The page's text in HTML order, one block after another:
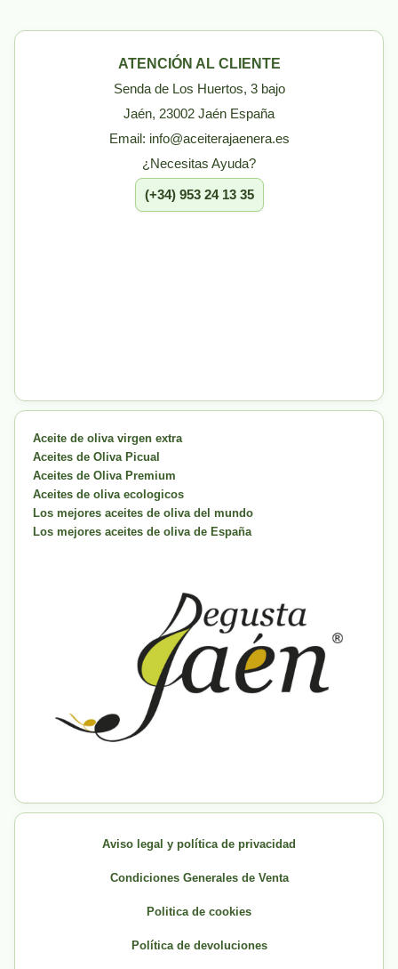
ATENCIÓN AL CLIENTE
Senda de Los Huertos, 3 bajo
Jaén, 23002 Jaén España
Email: info@aceiterajaenera.es
¿Necesitas Ayuda?
(+34) 953 24 13 35
Aceite de oliva virgen extra
Aceites de Oliva Picual
Aceites de Oliva Premium
Aceites de oliva ecologicos
Los mejores aceites de oliva del mundo
Los mejores aceites de oliva de España
Aviso legal y política de privacidad
Condiciones Generales de Venta
Politica de cookies
Política de devoluciones